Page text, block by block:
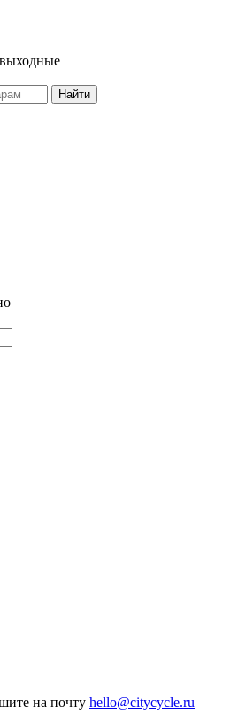
Найти
на почту hello@citycycle.ru